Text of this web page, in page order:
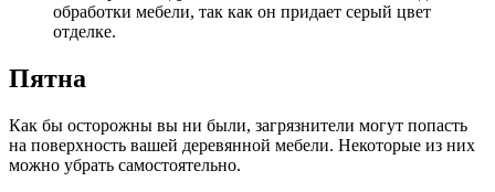
обработки мебели, так как он придает серый цвет
отделке.
Пятна
Как бы осторожны вы ни были, загрязнители могут попасть
на поверхность вашей деревянной мебели. Некоторые из них
можно убрать самостоятельно.